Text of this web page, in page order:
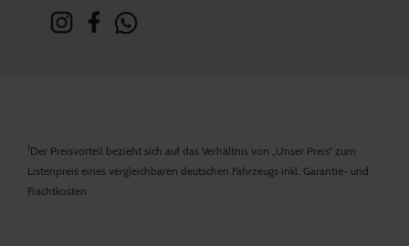
1Der Preisvorteil bezieht sich auf das Verhältnis von „Unser Preis“ zum
Listenpreis eines vergleichbaren deutschen Fahrzeugs inkl. Garantie- und
Frachtkosten